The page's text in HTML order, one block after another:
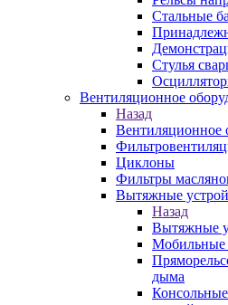
Стальные
Стулья
Вентиляционное
Назад
Вентиляционное
Циклоны
Фильтры
Вытяжные
Назад
Вытяжные
Мобильные
дыма